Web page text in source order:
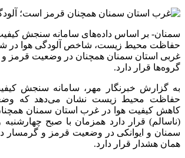
سمنان- بر اساس داده‌های سامانه سنجش
حفاظت محیط زیست، شاخص آلودگی هوا در
غربی استان سمنان همچنان در وضعیت قرمز و
گروه‌ها قرار دارد.
به گزارش خبرنگار مهر، سامانه سنجش
حفاظت محیط زیست نشان می‌دهد که
کاهش کیفیت هوا در غرب استان سمنان
(ناسالم) قرار دارد همزمان با صبح
سمنان و ایوانکی در وضعیت قرمز و گرمسار
همان هشدار قرار دارد.